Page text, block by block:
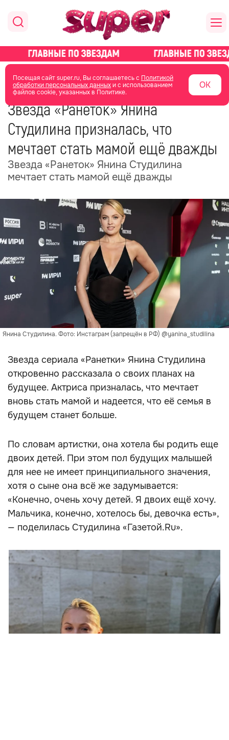
Посещая сайт super.ru, Вы соглашаетесь с Политикой
обработки персональных данныхи с использованием
файлов cookie, указанных в Политике.
ОК
главная новости о звездах новости
31 мая 06:32
Звезда «Ранеток» Янина
Студилина призналась, что
мечтает стать мамой ещё дважды
Звезда «Ранеток» Янина Студилина
мечтает стать мамой ещё дважды
Янина Студилина. Фото: Инстаграм (запрещён в РФ) @yanina_studilina
Звезда сериала «Ранетки» Янина Студилина
откровенно рассказала о своих планах на
будущее. Актриса призналась, что мечтает
вновь стать мамой и надеется, что её семья в
будущем станет больше.
По словам артистки, она хотела бы родить еще
двоих детей. При этом пол будущих малышей
для нее не имеет принципиального значения,
хотя о сыне она всё же задумывается:
«Конечно, очень хочу детей. Я двоих ещё хочу.
Мальчика, конечно, хотелось бы, девочка есть»,
— поделилась Студилина «Газетой.Ru».